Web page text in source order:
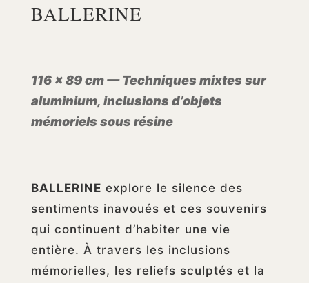
BALLERINE
116 × 89 cm — Techniques mixtes sur
aluminium, inclusions d’objets
mémoriels sous résine
BALLERINE explore le silence des
sentiments inavoués et ces souvenirs
qui continuent d’habiter une vie
entière. À travers les inclusions
mémorielles, les reliefs sculptés et la